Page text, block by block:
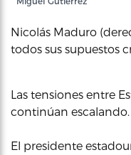
Nicolás Maduro
todos sus supuestos
Las tensiones entre
continúan escalando.
El presidente